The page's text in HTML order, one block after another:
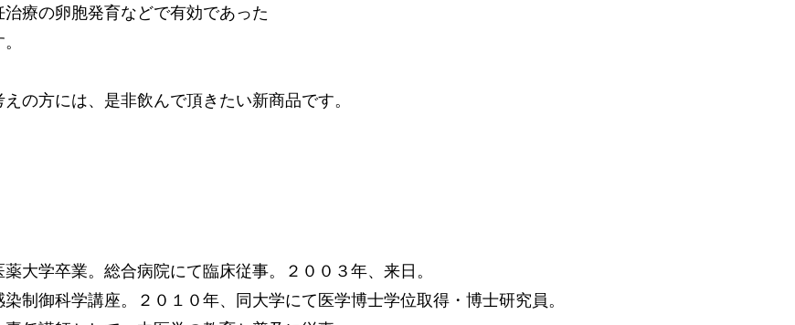
療の卵胞発育などで有効であった
の方には、是非飲んで頂きたい新商品です。
大学卒業。総合病院にて臨床従事。２００３年、来日。
制御科学講座。２０１０年、同大学にて医学博士学位取得・博士研究員。